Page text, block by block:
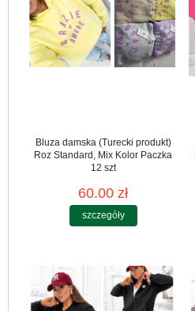
Bluza damska (Turecki produkt)
Roz Standard, Mix Kolor Paczka
12 szt
60.00 zł
szczegóły